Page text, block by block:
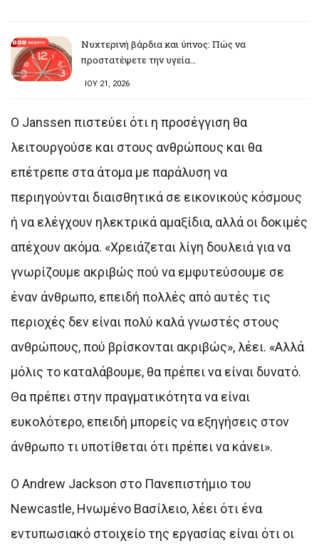
Νυχτερινή βάρδια και ύπνος: Πώς να
προστατέψετε την υγεία…
ΙΟΥ 21, 2026
Ο Janssen πιστεύει ότι η προσέγγιση θα
λειτουργούσε και στους ανθρώπους και θα
επέτρεπε στα άτομα με παράλυση να
περιηγούνται διαισθητικά σε εικονικούς κόσμους
ή να ελέγχουν ηλεκτρικά αμαξίδια, αλλά οι δοκιμές
απέχουν ακόμα. «Χρειάζεται λίγη δουλειά για να
γνωρίζουμε ακριβώς πού να εμφυτεύσουμε σε
έναν άνθρωπο, επειδή πολλές από αυτές τις
περιοχές δεν είναι πολύ καλά γνωστές στους
ανθρώπους, πού βρίσκονται ακριβώς», λέει. «Αλλά
μόλις το καταλάβουμε, θα πρέπει να είναι δυνατό.
Θα πρέπει στην πραγματικότητα να είναι
ευκολότερο, επειδή μπορείς να εξηγήσεις στον
άνθρωπο τι υποτίθεται ότι πρέπει να κάνει».
Ο Andrew Jackson στο Πανεπιστήμιο του
Newcastle, Ηνωμένο Βασίλειο, λέει ότι ένα
εντυπωσιακό στοιχείο της εργασίας είναι ότι οι